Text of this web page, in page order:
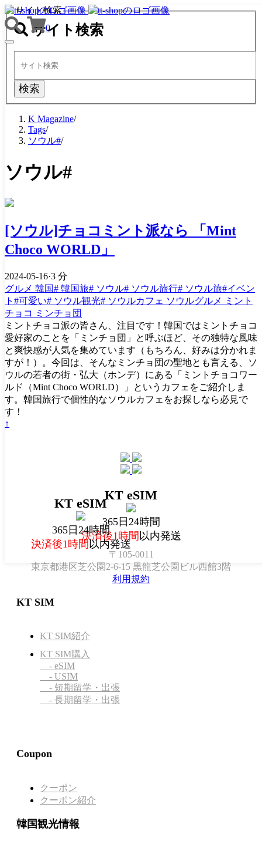
0
TOGGLE
NAVIGATION
KT eSIM
365日24時間
決済後1時間以内発送
サイト検索
サイト検索
検索
K Magazine/
Tags/
ソウル#/
ソウル#
[ソウル]チョコミント派なら 「Mint
Choco WORLD」
2024-05-16·3 分
グルメ 韓国# 韓国旅# ソウル# ソウル旅行# ソウル旅#イベン
ト#可愛い# ソウル観光# ソウルカフェ ソウルグルメ
ミント
チョコ
ミンチョ団
ミントチョコ派の皆さん、注目です！韓国ではミントチョコ
愛好家のことを「ミンチョ団」と呼ぶほど、その独特な風味
と爽快感が人気を集めています（もちろん、好みは分かれま
すが！）。今回は、そんなミンチョ団の聖地とも言える、ソ
ウルの若者の街・弘大（ホンデ）にある「ミントチョコワー
ルド（Mint Choco WORLD）」というカフェをご紹介しま
す。韓国旅行で個性的なソウルカフェをお探しなら必見で
す！
↑
KT eSIM
365日24時間
決済後1時間以内発送
〒105-0011
東京都港区芝公園2-6-15 黒龍芝公園ビル西館3階
利用規約
KT SIM
KT SIM紹介
KT SIM購入
- eSIM
- USIM
- 短期留学・出張
- 長期留学・出張
Coupon
クーポン
クーポン紹介
韓国観光情報